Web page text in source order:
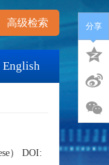
高级检索
English
） DOI:
分享